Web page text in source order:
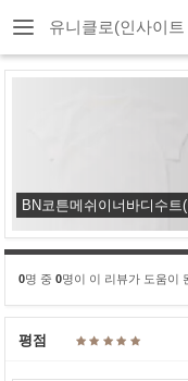
유니클로(인사이
BN코튼메쉬이너바디수트
0명 중 0명이 이 리뷰가 도움이
평점